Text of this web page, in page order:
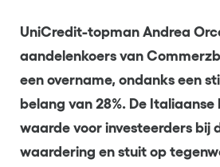
UniCredit-topman Andrea
aandelenkoers van
een overname, ondanks een
belang van 28%. De
waarde voor investeerders bij
waardering en stuit op